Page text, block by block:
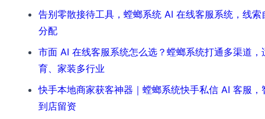
告别零散接待工具，螳螂系统 AI 在线客服系统，线索
分配
市面 AI 在线客服系统怎么选？螳螂系统打通多渠道，
育、家装多行业
快手本地商家获客神器｜螳螂系统快手私信 AI 客服，
到店留资